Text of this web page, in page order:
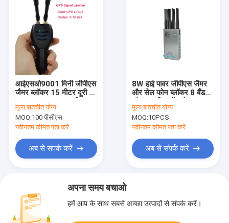
आईएसओ9001 मिनी जीपीएस
जैमर ब्लॉकर 15 मीटर दूरी के
साथ कार लाइटर 12 वी-24
डीसी के लिए ओमनी एंटीना
लाइट वेट
मूल्य:बातचीत योग्य
MOQ:100 पीसीएस
नवीनतम कीमत पता करें
अब से संपर्क करें
8W हाई पावर जीपीएस जैमर
और सेल फोन ब्लॉकर 8 बैंड
और 30 मीटर रेंज के साथ
मूल्य:बातचीत योग्य
MOQ:10PCS
नवीनतम कीमत पता करें
अब से संपर्क करें
अपना समय बचाओ
हमें आप के साथ सबसे अच्छा उत्पादों से संपर्क करें।